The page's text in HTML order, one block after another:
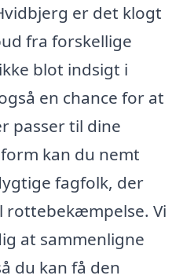
er det klogt
fra forskellige
blot indsigt i
en chance for at
passer til dine
kan du nemt
fagfolk, der
rottebekæmpelse. Vi
at sammenligne
du kan få den